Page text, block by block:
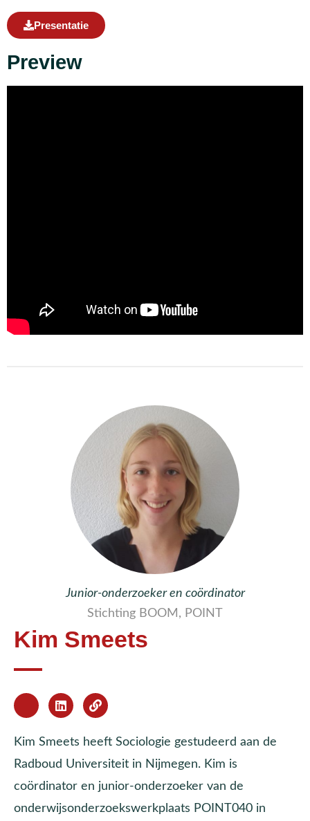
Presentatie
Preview
Junior-onderzoeker en coördinator
Stichting BOOM, POINT
Kim Smeets
Kim Smeets heeft Sociologie gestudeerd aan de
Radboud Universiteit in Nijmegen. Kim is
coördinator en junior-onderzoeker van de
onderwijsonderzoekswerkplaats POINT040 in